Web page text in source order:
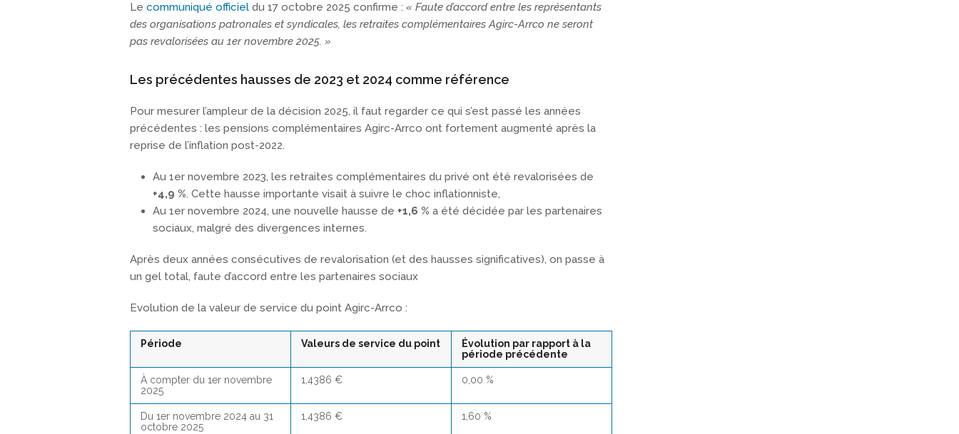
Le communiqué officiel du 17 octobre 2025 confirme : « Faute d’accord entre les représentants
des organisations patronales et syndicales, les retraites complémentaires Agirc-Arrco ne seront
pas revalorisées au 1er novembre 2025. »
Les précédentes hausses de 2023 et 2024 comme référence
Pour mesurer l’ampleur de la décision 2025, il faut regarder ce qui s’est passé les années
précédentes : les pensions complémentaires Agirc-Arrco ont fortement augmenté après la
reprise de l’inflation post-2022.
Au 1er novembre 2023, les retraites complémentaires du privé ont été revalorisées de
+4,9 %. Cette hausse importante visait à suivre le choc inflationniste,
Au 1er novembre 2024, une nouvelle hausse de +1,6 % a été décidée par les partenaires
sociaux, malgré des divergences internes.
Après deux années consécutives de revalorisation (et des hausses significatives), on passe à
un gel total, faute d’accord entre les partenaires sociaux
Evolution de la valeur de service du point Agirc-Arrco :
Période Valeurs de service du point
Évolution par rapport à la
période précédente
À compter du 1er novembre
2025
1,4386 € 0,00 %
Du 1er novembre 2024 au 31
octobre 2025
1,4386 € 1,60 %